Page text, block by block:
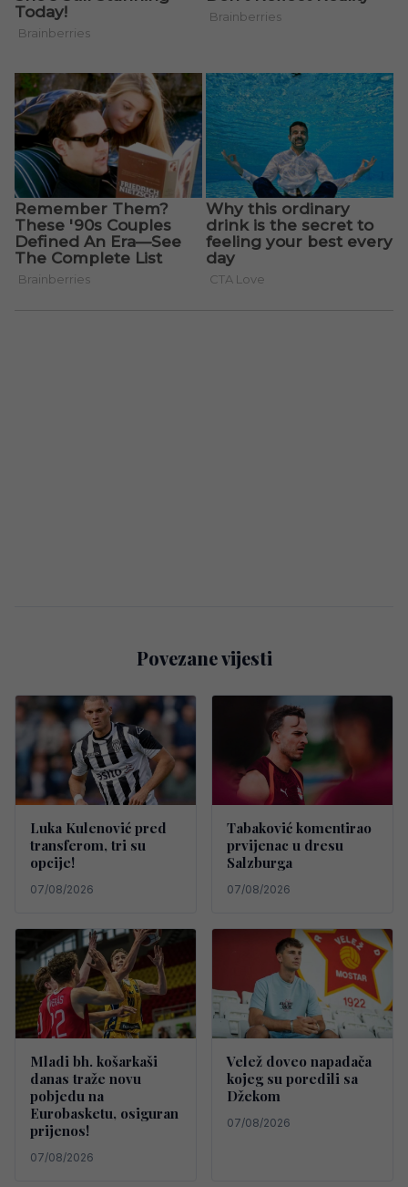
Povezane vijesti
Luka Kulenović pred
transferom, tri su
opcije!
07/08/2026
Tabaković komentirao
prvijenac u dresu
Salzburga
07/08/2026
Mladi bh. košarkaši
danas traže novu
pobjedu na
Eurobasketu, osiguran
prijenos!
07/08/2026
Velež doveo napadača
kojeg su poredili sa
Džekom
07/08/2026